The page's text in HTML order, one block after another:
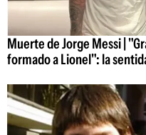
Muerte de Jorge Messi |
formado a Lionel": la